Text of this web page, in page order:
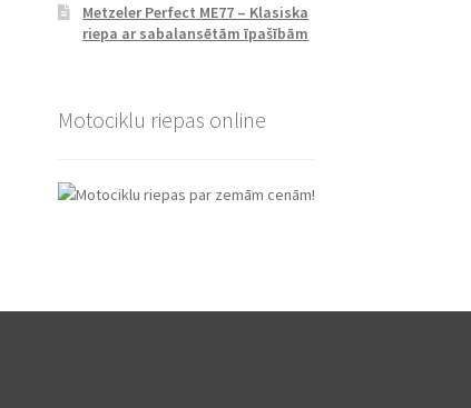
Metzeler Perfect ME77 – Klasiska
riepa ar sabalansētām īpašībām
Motociklu riepas online